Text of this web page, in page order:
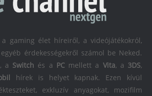
a gaming élet híreiről, a videójátékokról,
érdekességekről számol be Neked.
, a Switch és a PCmellett a Vita, a 3DS,
hírek is helyet kapnak. Ezen kívül
exkluzív anyagokat, mozifilm